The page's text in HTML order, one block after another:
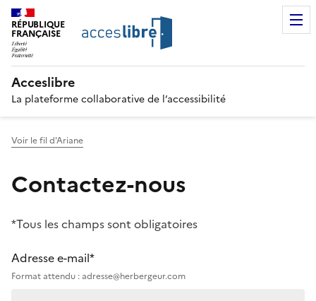
RÉPUBLIQUE
FRANÇAISE
Acceslibre
La plateforme collaborative de l’accessibilité
Voir le fil d'Ariane
Contactez-nous
*Tous les champs sont obligatoires
Adresse e-mail*
Format attendu : adresse@herbergeur.com